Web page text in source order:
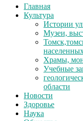
Главная
Культура
Истории
Музеи,
Храмы,
Учебные
области
Новости
Здоровье
Наука